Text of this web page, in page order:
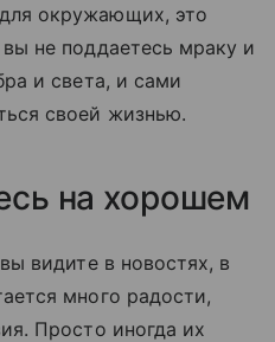
окружающих, это
не поддаетесь мраку и
и света, и сами
своей жизнью.
на хорошем
видите в новостях, в
много радости,
Просто иногда их